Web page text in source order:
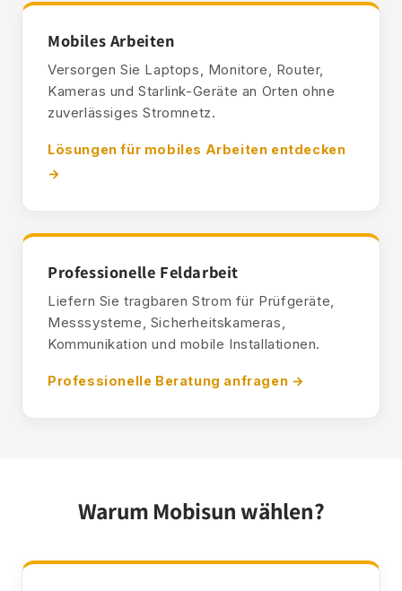
Mobiles Arbeiten
Versorgen Sie Laptops, Monitore, Router,
Kameras und Starlink-Geräte an Orten ohne
zuverlässiges Stromnetz.
Lösungen für mobiles Arbeiten entdecken
→
Professionelle Feldarbeit
Liefern Sie tragbaren Strom für Prüfgeräte,
Messsysteme, Sicherheitskameras,
Kommunikation und mobile Installationen.
Professionelle Beratung anfragen →
Warum Mobisun wählen?